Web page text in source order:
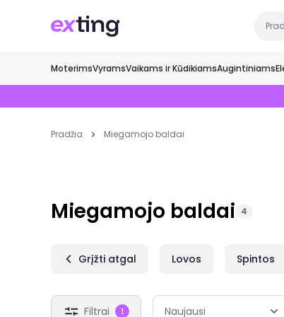
MoterimsVyramsVaikams ir KūdikiamsAugintiniams
Pradžia Miegamojo baldai
Miegamojo baldai 4
Grįžti atgal Lovos Spintos
Filtrai 1